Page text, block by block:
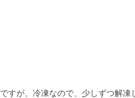
すが、冷凍なので、少しずつ解凍